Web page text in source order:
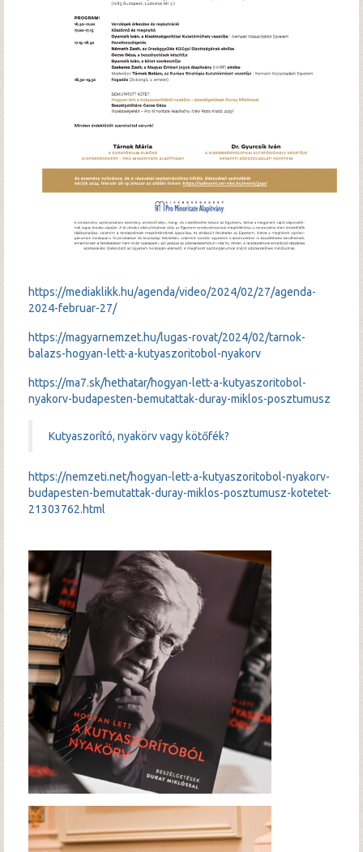
https://mediaklikk.hu/agenda/video/2024/02/27/agenda-
2024-februar-27/
https://magyarnemzet.hu/lugas-rovat/2024/02/tarnok-
balazs-hogyan-lett-a-kutyaszoritobol-nyakorv
https://ma7.sk/hethatar/hogyan-lett-a-kutyaszoritobol-
nyakorv-budapesten-bemutattak-duray-miklos-posztumusz
Kutyaszorító, nyakörv vagy kötőfék?
https://nemzeti.net/hogyan-lett-a-kutyaszoritobol-nyakorv-
budapesten-bemutattak-duray-miklos-posztumusz-kotetet-
21303762.html